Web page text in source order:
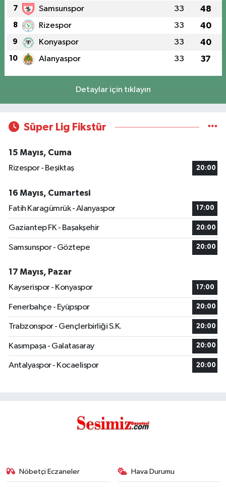
7 Samsunspor 33 48
8 Rizespor 33 40
9 Konyaspor 33 40
10 Alanyaspor 33 37
Detaylar için tıklayın
Süper Lig Fikstür
15 Mayıs, Cuma
Rizespor - Beşiktaş
20:00
16 Mayıs, Cumartesi
Fatih Karagümrük - Alanyaspor
17:00
Gaziantep FK - Başakşehir 20:00
Samsunspor - Göztepe 20:00
17 Mayıs, Pazar
Kayserispor - Konyaspor
17:00
Fenerbahçe - Eyüpspor 20:00
Trabzonspor - Gençlerbirliği S.K. 20:00
Kasımpaşa - Galatasaray 20:00
Antalyaspor - Kocaelispor 20:00
Nöbetçi Eczaneler Hava Durumu